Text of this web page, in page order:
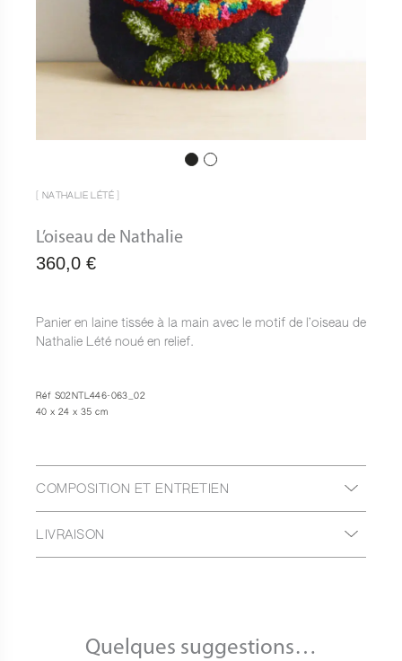
[ NATHALIE LÉTÉ ]
L’oiseau de Nathalie
360,0 €
Panier en laine tissée à la main avec le motif de l’oiseau de
Nathalie Lété noué en relief.
Réf S02NTL446-063_02
40 x 24 x 35 cm
COMPOSITION ET ENTRETIEN
LIVRAISON
Quelques suggestions…